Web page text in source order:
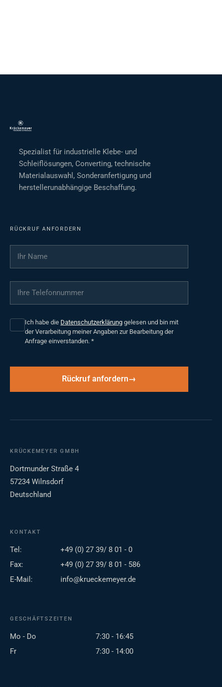
Spezialist für industrielle Klebe- und
Schleiflösungen, Converting, technische
Materialauswahl, Sonderanfertigung und
herstellerunabhängige Beschaffung.
RÜCKRUF ANFORDERN
Ihr Name
Ihre Telefonnummer
Ich habe die Datenschutzerklärung gelesen und bin mit
der Verarbeitung meiner Angaben zur Bearbeitung der
Anfrage einverstanden. *
Rückruf anfordern
KRÜCKEMEYER GMBH
Dortmunder Straße 4
57234 Wilnsdorf
Deutschland
KONTAKT
Tel:
+49 (0) 27 39/ 8 01 - 0
Fax:
+49 (0) 27 39/ 8 01 - 586
E-Mail:
info@krueckemeyer.de
GESCHÄFTSZEITEN
Mo - Do
7:30 - 16:45
Fr
7:30 - 14:00